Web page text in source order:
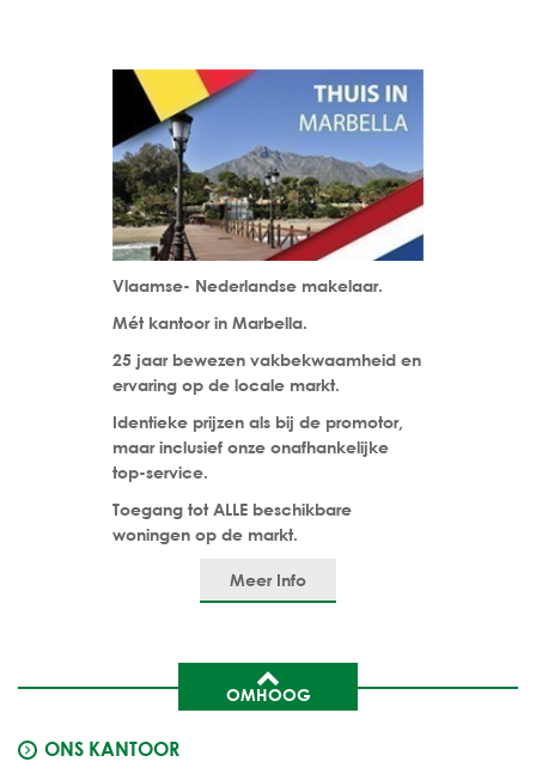
Vlaamse- Nederlandse makelaar.
Mét kantoor in Marbella.
25 jaar bewezen vakbekwaamheid en
ervaring op de locale markt.
Identieke prijzen als bij de promotor,
maar inclusief onze onafhankelijke
top-service.
Toegang tot ALLE beschikbare
woningen op de markt.
Meer Info
OMHOOG
ONS KANTOOR